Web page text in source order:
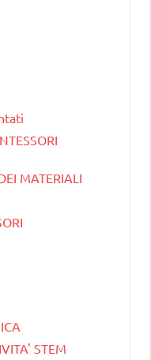
MATERIALI
STEM